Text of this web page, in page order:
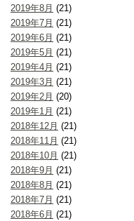
2019年8月 (21)
2019年7月 (21)
2019年6月 (21)
2019年5月 (21)
2019年4月 (21)
2019年3月 (21)
2019年2月 (20)
2019年1月 (21)
2018年12月 (21)
2018年11月 (21)
2018年10月 (21)
2018年9月 (21)
2018年8月 (21)
2018年7月 (21)
2018年6月 (21)